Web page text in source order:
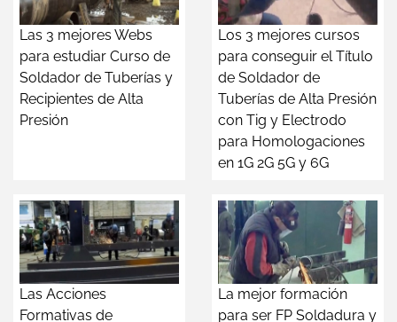
Las 3 mejores Webs
para estudiar Curso de
Soldador de Tuberías y
Recipientes de Alta
Presión
Los 3 mejores cursos
para conseguir el Título
de Soldador de
Tuberías de Alta Presión
con Tig y Electrodo
para Homologaciones
en 1G 2G 5G y 6G
Las Acciones
Formativas de
La mejor formación
para ser FP Soldadura y